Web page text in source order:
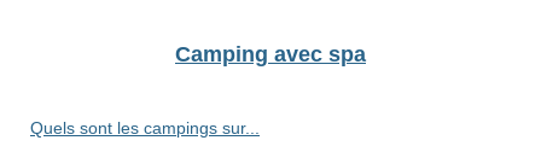
Camping avec spa
Quels sont les campings sur...